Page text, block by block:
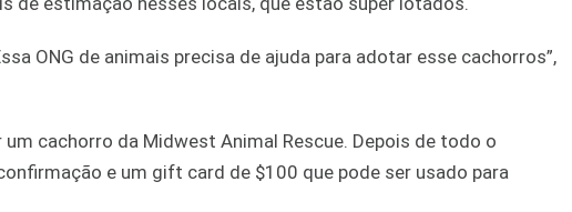
ONG de animais precisa de ajuda para adotar esse cachorros”,
cachorro da Midwest Animal Rescue. Depois de todo o
e um gift card de $100 que pode ser usado para